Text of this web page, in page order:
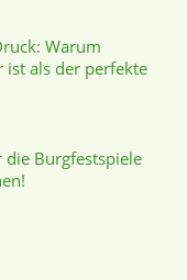
Warum
als der perfekte
Burgfestspiele